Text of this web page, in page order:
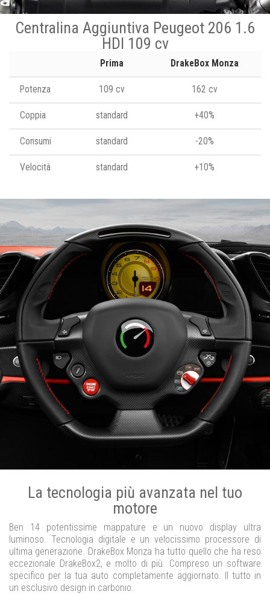
Centralina Aggiuntiva Peugeot 206 1.6
HDI 109 cv
Prima DrakeBox Monza
Potenza 109 cv 162 cv
Coppia standard +40%
Consumi standard -20%
Velocità standard +10%
La tecnologia più avanzata nel tuo
motore
Ben 14 potentissime mappature e un nuovo display ultra
luminoso. Tecnologia digitale e un velocissimo processore di
ultima generazione. DrakeBox Monza ha tutto quello che ha reso
eccezionale DrakeBox2, e molto di più. Compreso un software
specifico per la tua auto completamente aggiornato. Il tutto in
un esclusivo design in carbonio.